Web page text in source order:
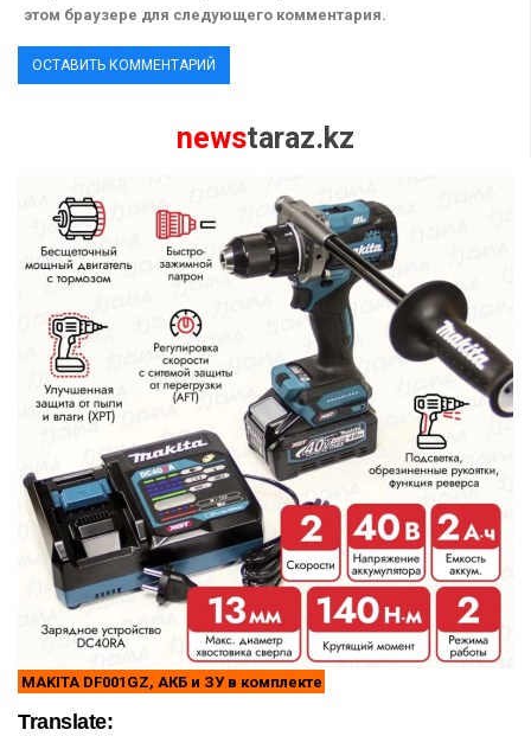
этом браузере для следующего комментария.
newstaraz.kz
MAKITA DF001GZ, АКБ и ЗУ в комплекте
Translate: